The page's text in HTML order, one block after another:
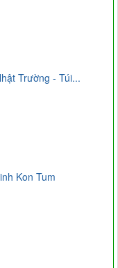
Trường - Túi...
Kon Tum